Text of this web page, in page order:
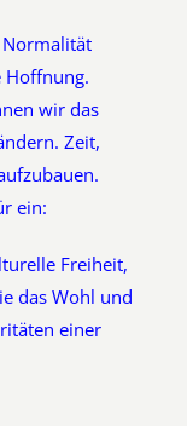
Hoffnung.
wir das
Zeit,
ein:
Freiheit,
das Wohl und
einer